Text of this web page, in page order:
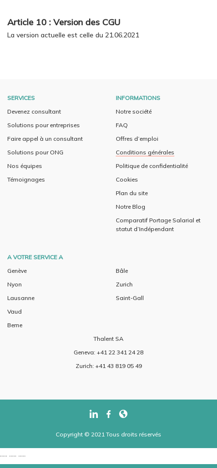
Article 10 : Version des CGU
La version actuelle est celle du 21.06.2021
SERVICES
Devenez consultant
Solutions pour entreprises
Faire appel à un consultant
Solutions pour ONG
Nos équipes
Témoignages
INFORMATIONS
Notre société
FAQ
Offres d’emploi
Conditions générales
Politique de confidentialité
Cookies
Plan du site
Notre Blog
Comparatif Portage Salarial et
statut d’Indépendant
A VOTRE SERVICE A
Genève
Nyon
Lausanne
Vaud
Berne
Bâle
Zurich
Saint-Gall
Thalent SA
Geneva: +41 22 341 24 28
Zurich: +41 43 819 05 49
Copyright © 2021 Tous droits réservés
..... ..... .....
..... ..... .....